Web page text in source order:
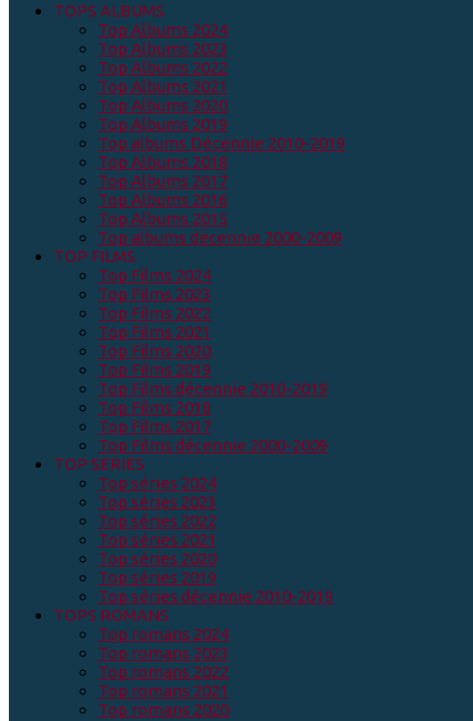
TOPS ALBUMS
Top Albums 2024
Top Albums 2023
Top Albums 2022
Top Albums 2021
Top Albums 2020
Top Albums 2019
Top albums Décennie 2010-2019
Top Albums 2018
Top Albums 2017
Top Albums 2016
Top Albums 2015
Top albums décennie 2000-2009
TOP FILMS
Top Films 2024
Top Films 2023
Top Films 2022
Top Films 2021
Top Films 2020
Top Films 2019
Top Films décennie 2010-2019
Top Films 2018
Top Films 2017
Top Films décennie 2000-2009
TOP SERIES
Top séries 2024
Top séries 2023
Top séries 2022
Top séries 2021
Top séries 2020
Top séries 2019
Top séries décennie 2010-2019
TOPS ROMANS
Top romans 2024
Top romans 2023
Top romans 2022
Top romans 2021
Top romans 2020